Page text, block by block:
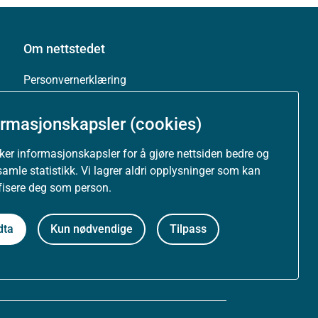
(cookies)
informasjonskapsler for å gjøre nettsiden bedre og
statistikk. Vi lagrer aldri opplysninger som kan
deg som person.
Kun nødvendige Tilpass
Om nettstedet
Personvernerklæring
Tilgjengelighetserklæring (uustatus.no)
Besøksstatistikk og informasjonskapsler
Nyhetsvarsel og abonnement
Åpne data (API)